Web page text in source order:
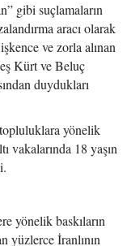
gibi suçlamaların
aracı olarak
ve zorla alınan
Kürt ve Beluç
duydukları
yönelik
vakalarında 18 yaşın
yönelik baskıların
yüzlerce İranlının